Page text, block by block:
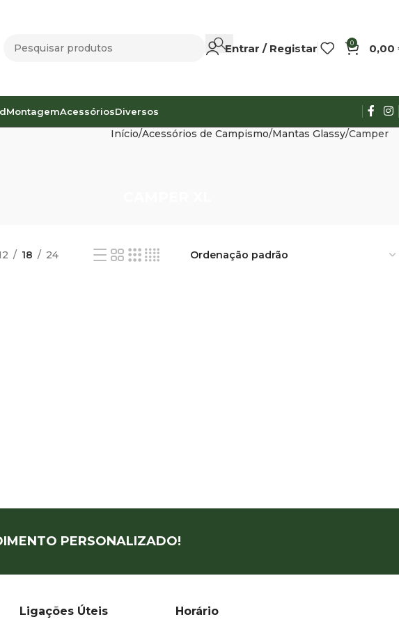
Entrar / Registar 0 0,00
MontagemAcessóriosDiversos
Início Acessórios de Campismo Mantas Glassy Camper
18 24
PERSONALIZADO!
Ligações Úteis Horário